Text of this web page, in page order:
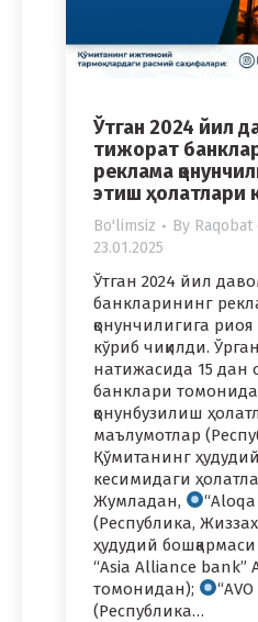
Ўтган 2024 йил
тижорат
реклама
этиш ҳолатлари
Bo'limsiz By Raqobat
23.01.2025
Ўтган 2024 йил
банкларининг
қонунчилигига
кўриб чиқилди.
натижасида 15 дан
банклари
қонунбузилиш
маълумотлар
Қўмитанинг
кесимидаги
Жумладан,
(Республика,
ҳудудий
“Asia Alliance bank”
томонидан);
(Республика…